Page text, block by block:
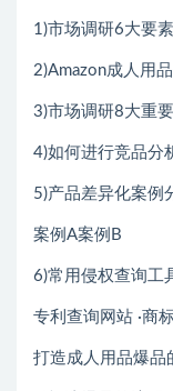
1)市场调研6大要素
2)Amazon成人用
3)市场调研8大重
4)如何进行竞品分
5)产品差异化案例
案例A案例B
6)常用侵权查询工
专利查询网站 ·商
打造成人用品爆品